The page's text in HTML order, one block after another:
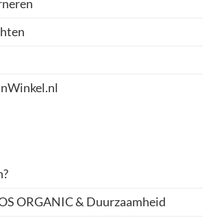
ORGANIC & Duurzaamheid